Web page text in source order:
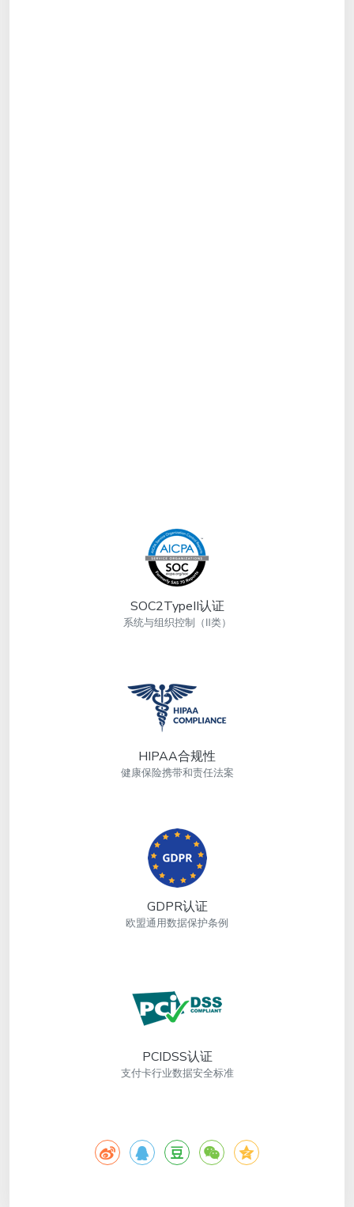
SOC2TypeII认证
系统与组织控制（Ⅱ类）
HIPAA合规性
健康保险携带和责任法案
GDPR认证
欧盟通用数据保护条例
PCIDSS认证
支付卡行业数据安全标准